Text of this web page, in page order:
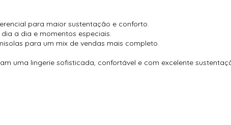
para maior sustentação e conforto.
a dia e momentos especiais.
para um mix de vendas mais completo.
uma lingerie sofisticada, confortável e com excelente